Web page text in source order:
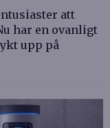
att
har en ovanligt
upp på